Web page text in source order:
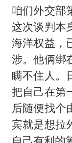
咱们外交部
这次谈判本
海洋权益，
涉。他俩绑
瞒不住人。
把自己在第
后随便找个
宾就是想拉